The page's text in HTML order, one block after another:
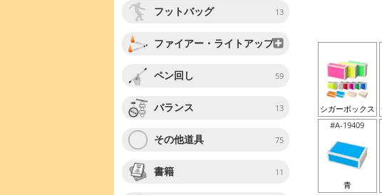
フットバッグ 13
ファイアー・ライトアップ
ペン回し 59
バランス 13
その他道具 75
書籍 11
シガーボックス
#A-19409
青